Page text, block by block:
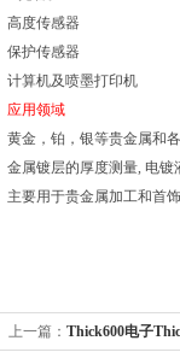
高度传感器
保护传感器
计算机及喷墨打印机
应用领域
黄金，铂，银等贵金属和
金属镀层的厚度测量, 电
主要用于贵金属加工和首
上一篇： Thick600电子